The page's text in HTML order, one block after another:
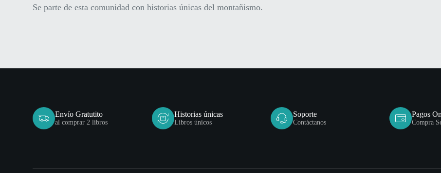
Se parte de esta comunidad con historias únicas del montañismo.
Envío Gratutito
al comprar 2 libros
Historias únicas
Libros únicos
Soporte
Contáctanos
Pagos
Compra